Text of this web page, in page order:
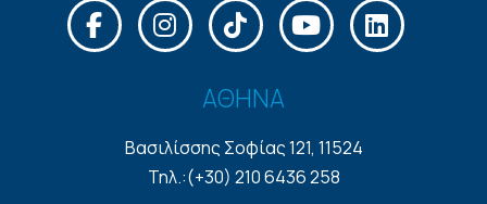
ΑΘΗΝΑ
Βασιλίσσης Σοφίας 121, 11524
Τηλ.:(+30) 210 6436 258